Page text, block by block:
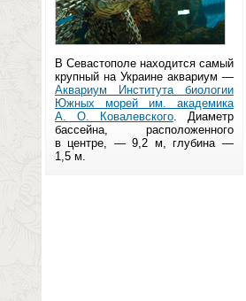
В Севастополе находится самый
крупный на Украине аквариум —
Аквариум Института биологии
Южных морей им. академика
А. О. Ковалевского. Диаметр
бассейна, расположенного
в центре, — 9,2 м, глубина —
1,5 м.